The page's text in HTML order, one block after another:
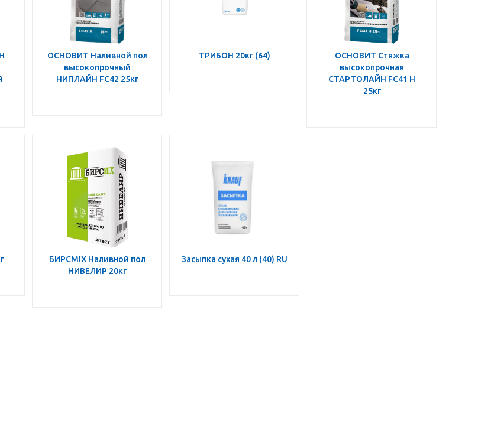
ОСНОВИТ Наливной пол
высокопрочный
НИПЛАЙН FС42 25кг
ТРИБОН 20кг (64)
ОСНОВИТ Стяжка
высокопрочная
СТАРТОЛАЙН FС41 Н
25кг
БИРСМIX Наливной пол
НИВЕЛИР 20кг
Засыпка сухая 40 л (40) RU